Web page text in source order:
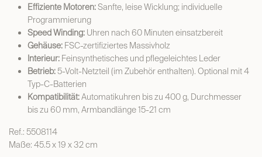
Effiziente Motoren:Sanfte, leise Wicklung; individuelle
Programmierung
Speed Winding: Uhren nach 60 Minuten einsatzbereit
Gehäuse: FSC-zertifiziertes Massivholz
Interieur: Feinsynthetisches und pflegeleichtes Leder
Betrieb:5-Volt-Netzteil (im Zubehör enthalten). Optional mit 4
Typ-C-Batterien
Kompatibilität:Automatikuhren bis zu 400 g, Durchmesser
bis zu 60 mm, Armbandlänge 15-21 cm
Ref.: 5508114
Maße: 45.5 x 19 x 32 cm